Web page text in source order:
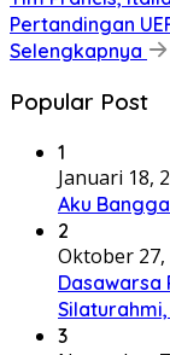
Pertandingan
Selengkapnya
Popular Post
1
Januari 18,
Aku
2
Oktober 27,
Dasawarsa
3